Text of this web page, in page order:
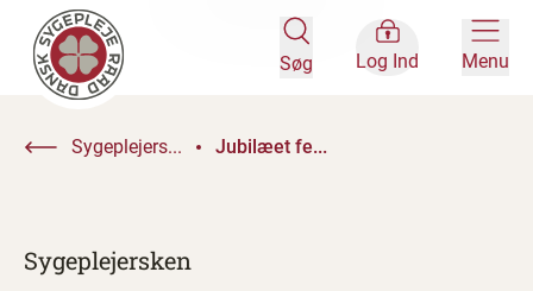
Søg Log Ind Menu
Sygeplejers... Jubilæet fe...
Sygeplejersken